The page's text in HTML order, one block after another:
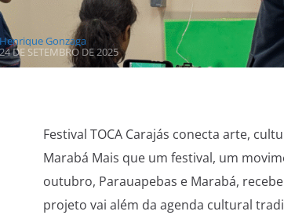
Henrique Gonzaga
24 DE SETEMBRO DE 2025
Festival TOCA Carajás conecta arte,
Marabá Mais que um festival, um
outubro, Parauapebas e Marabá,
projeto vai além da agenda cultural